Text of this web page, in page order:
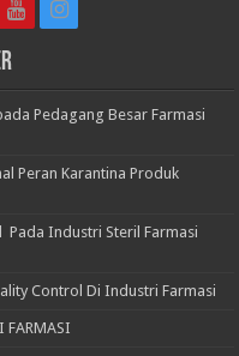
Pedagang Besar Farmasi
Peran Karantina Produk
Pada Industri Steril Farmasi
Control Di Industri Farmasi
FARMASI